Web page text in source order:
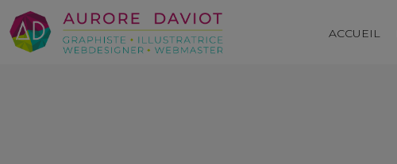
ACCUEIL